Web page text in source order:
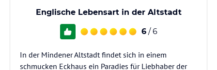
Englische Lebensart in der Altstadt
6 / 6
In der Mindener Altstadt findet sich in einem
schmucken Eckhaus ein Paradies für Liebhaber der